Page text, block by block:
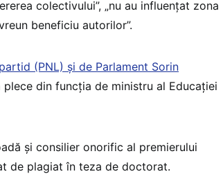
colectivului”, „nu au influențat zona
beneficiu autorilor”.
(PNL) și de Parlament Sorin
din funcția de ministru al Educației
și consilier onorific al premierului
de plagiat în teza de doctorat.